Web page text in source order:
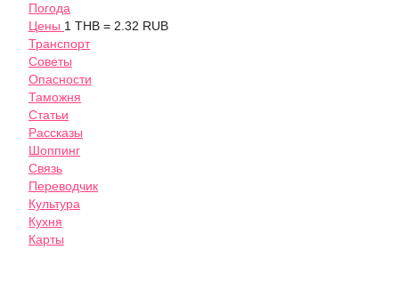
Погода
Цены 1 THB = 2.32 RUB
Транспорт
Советы
Опасности
Таможня
Статьи
Рассказы
Шоппинг
Связь
Переводчик
Культура
Кухня
Карты